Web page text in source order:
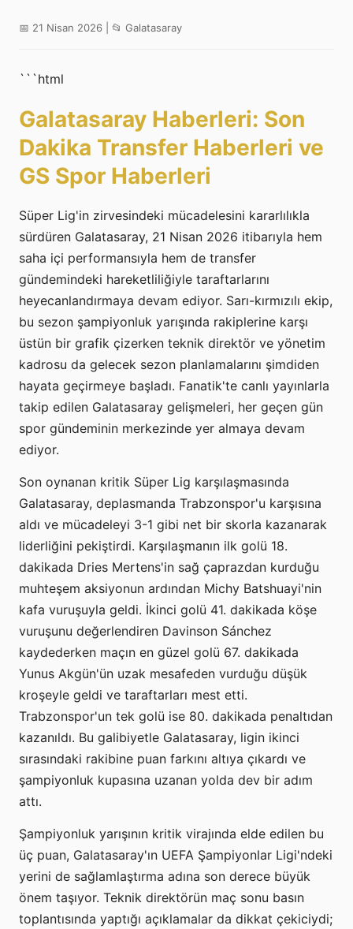
📅 21 Nisan 2026 | 📂 Galatasaray
```html
Galatasaray Haberleri: Son
Dakika Transfer Haberleri ve
GS Spor Haberleri
Süper Lig'in zirvesindeki mücadelesini kararlılıkla
sürdüren Galatasaray, 21 Nisan 2026 itibarıyla hem
saha içi performansıyla hem de transfer
gündemindeki hareketliliğiyle taraftarlarını
heyecanlandırmaya devam ediyor. Sarı-kırmızılı ekip,
bu sezon şampiyonluk yarışında rakiplerine karşı
üstün bir grafik çizerken teknik direktör ve yönetim
kadrosu da gelecek sezon planlamalarını şimdiden
hayata geçirmeye başladı. Fanatik'te canlı yayınlarla
takip edilen Galatasaray gelişmeleri, her geçen gün
spor gündeminin merkezinde yer almaya devam
ediyor.
Son oynanan kritik Süper Lig karşılaşmasında
Galatasaray, deplasmanda Trabzonspor'u karşısına
aldı ve mücadeleyi 3-1 gibi net bir skorla kazanarak
liderliğini pekiştirdi. Karşılaşmanın ilk golü 18.
dakikada Dries Mertens'in sağ çaprazdan kurduğu
muhteşem aksiyonun ardından Michy Batshuayi'nin
kafa vuruşuyla geldi. İkinci golü 41. dakikada köşe
vuruşunu değerlendiren Davinson Sánchez
kaydederken maçın en güzel golü 67. dakikada
Yunus Akgün'ün uzak mesafeden vurduğu düşük
kroşeyle geldi ve taraftarları mest etti.
Trabzonspor'un tek golü ise 80. dakikada penaltıdan
kazanıldı. Bu galibiyetle Galatasaray, ligin ikinci
sırasındaki rakibine puan farkını altıya çıkardı ve
şampiyonluk kupasına uzanan yolda dev bir adım
attı.
Şampiyonluk yarışının kritik virajında elde edilen bu
üç puan, Galatasaray'ın UEFA Şampiyonlar Ligi'ndeki
yerini de sağlamlaştırma adına son derece büyük
önem taşıyor. Teknik direktörün maç sonu basın
toplantısında yaptığı açıklamalar da dikkat çekiciydi;